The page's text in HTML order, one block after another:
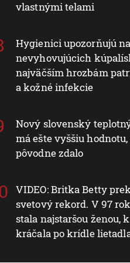
vlastnými telami
Hygienici upozorňujú
nevyhovujúcich
najväčším hrozbám
a kožné infekcie
Nový slovenský
má ešte vyššiu hodnotu,
pôvodne zdalo
VIDEO: Britka Betty
svetový rekord. V 97
stala najstaršou ženou,
kráčala po krídle